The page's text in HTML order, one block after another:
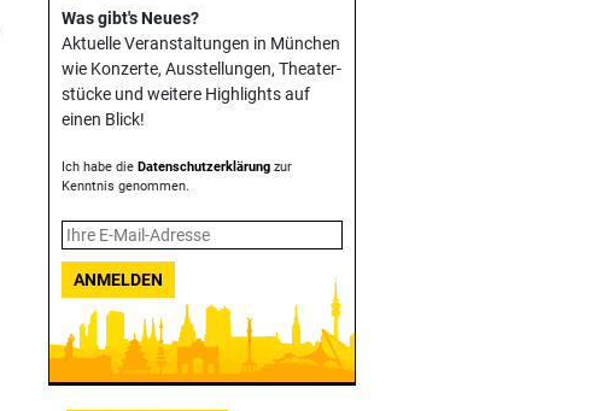
Was gibt's Neues?
Aktuelle Veranstaltungen in München
wie Konzerte, Ausstellungen, Theater­
stücke und weitere Highlights auf
einen Blick!
Ich habe die Datenschutzerklärung zur
Kenntnis genommen.
ANMELDEN